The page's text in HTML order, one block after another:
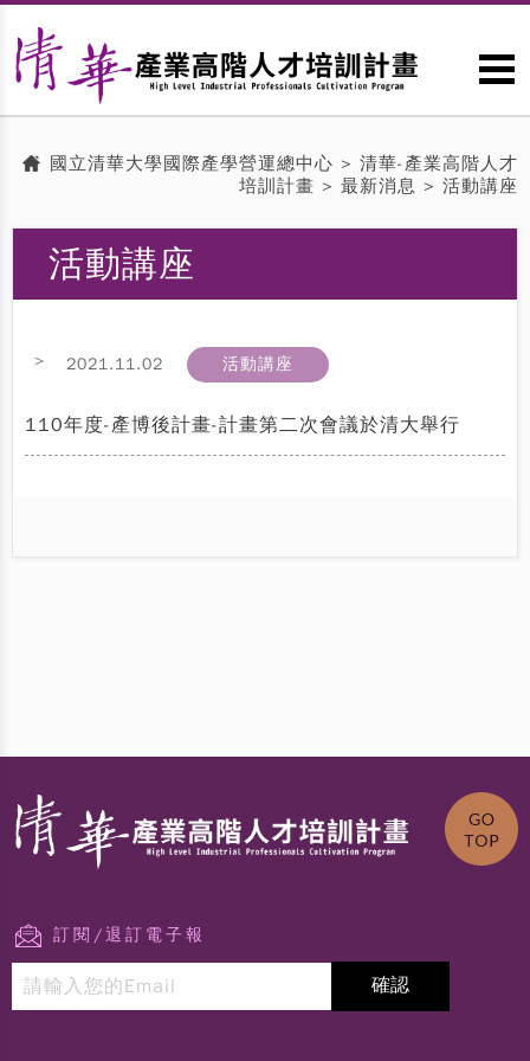
國立清華大學國際產學營運總中心 > 清華-產業高階人才
培訓計畫 > 最新消息 > 活動講座
活動講座
> 2021.11.02 活動講座
110年度-產博後計畫-計畫第二次會議於清大舉行
訂閱/退訂電子報